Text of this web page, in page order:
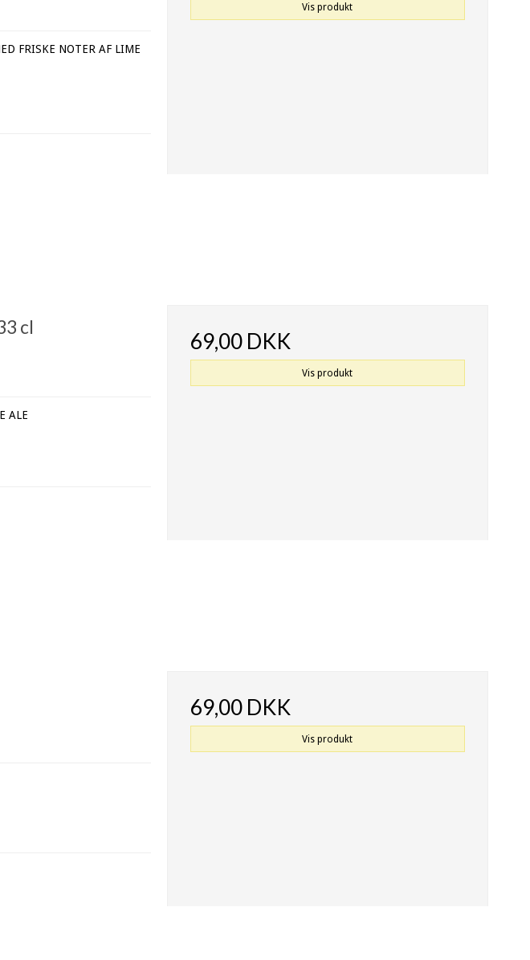
FRISKE NOTER AF LIME
Vis produkt
cl
ALE
69,00 DKK
Vis produkt
69,00 DKK
Vis produkt